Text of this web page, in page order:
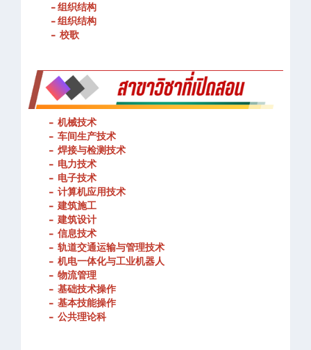
- 春武里技术学院的宗旨和理念
- 组织结构
- 组织结构
- 机械技术
- 车间生产技术
- 焊接与检测技术
- 电力技术
- 电子技术
-计算机应用技术
-建筑施工
- 建筑设计
- 信息技术
- 轨道交通运输与管理技术
- 机电一体化与工业机器人
- 物流管理
- 基础技术操作
- 基本技能操作